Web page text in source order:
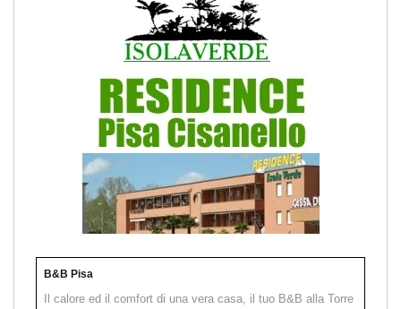
B&B Pisa
Il calore ed il comfort di una vera casa, il tuo B&B alla Torre